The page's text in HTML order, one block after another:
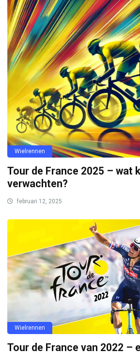
Wielrennen
Tour de France 2025 – wat
verwachten?
februari 12, 2025
Wielrennen
Tour de France van 2022 –